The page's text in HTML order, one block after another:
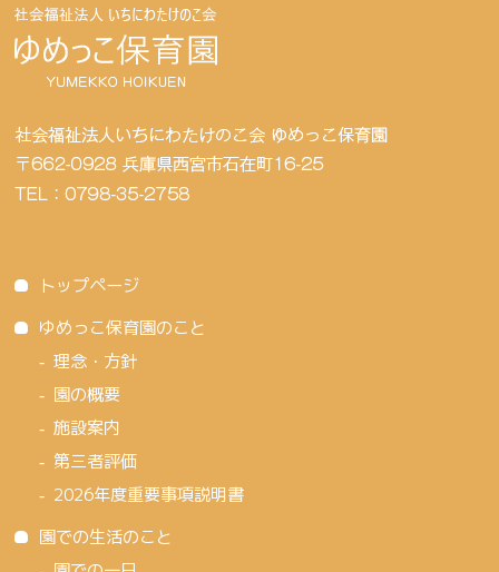
トップページ
ゆめっこ保育園のこと
理念・方針
園の概要
施設案内
第三者評価
2026年度重要事項説明書
園での生活のこと